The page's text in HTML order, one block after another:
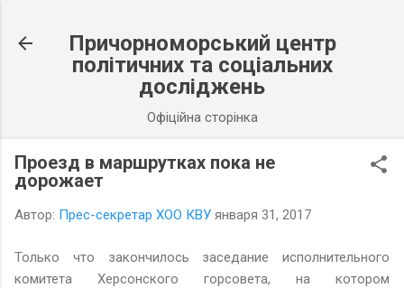
Причорноморський центр
політичних та соціальних
досліджень
Офіційна сторінка
Проезд в маршрутках пока не
дорожает
Автор: Прес-секретар ХОО КВУ января 31, 2017
Только что закончилось заседание исполнительного
комитета Херсонского горсовета, на котором